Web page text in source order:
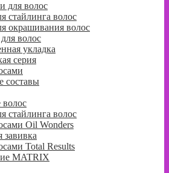
для волос
стайлинга волос
окрашивания волос
волос
укладка
серия
составы
волос
стайлинга волос
Oil Wonders
завивка
Total Results
MATRIX